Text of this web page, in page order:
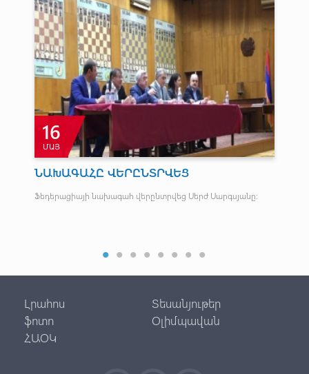
16
ՄԱՅ
ՆԱԽԱԳԱՀԸ ՎԵՐԸՆՏՐՎԵՑ
Ֆեդերացիայի նախագահ վերընտրվեց Սերժ Սարգսյանը:
Լրահոս
Տեսանյութեր
ֆոտո
Օլիմպավան
ՀԱՕԿ